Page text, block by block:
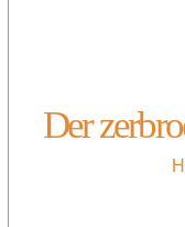
Der